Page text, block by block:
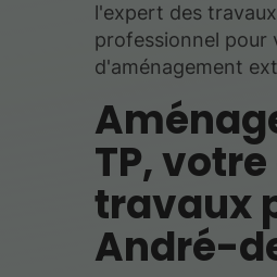
l'expert des
professionnel pour
d'aménagement
TP,
travaux
André-